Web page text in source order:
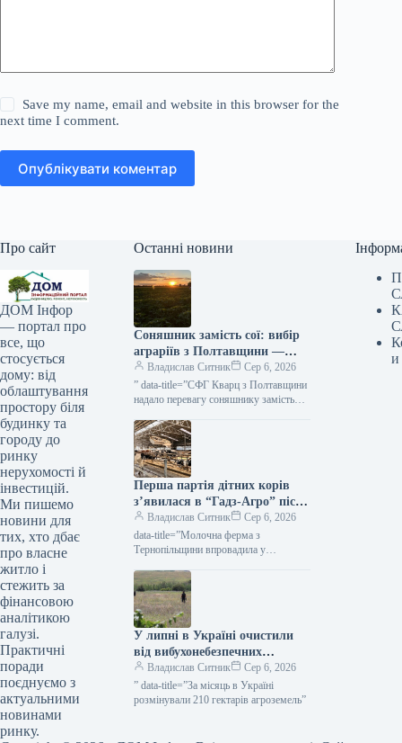
Save my name, email and website in this browser for the
next time I comment.
Опублікувати коментар
Про сайт
ДОМ Інфор
— портал про
все, що
стосується
дому: від
облаштування
простору біля
будинку та
городу до
ринку
нерухомості й
інвестицій.
Ми пишемо
новини для
тих, хто дбає
про власне
житло і
стежить за
фінансовою
аналітикою
галузі.
Практичні
поради
поєднуємо з
актуальними
новинами
ринку.
Останні новини
Соняшник замість сої: вибір
аграріїв з Полтавщини —
КУРКУЛЬ
Владислав Ситник
Сер 6, 2026
” data-title=”СФГ Кварц з Полтавщини
надало перевагу соняшнику замість
Перша партія дітних корів
з’явилася в “Гадз-Агро” після
імплантації ембріонів від ЕКЗ
— КУРКУЛЬ
Владислав Ситник
Сер 6, 2026
data-title=”Молочна ферма з
Тернопільщини впровадила у
У липні в Україні очистили
від вибухонебезпечних
предметів додаткові 210
гектарів аграрних угідь —
KURKUL
Владислав Ситник
Сер 6, 2026
” data-title=”За місяць в Україні
розмінували 210 гектарів агроземель”
и